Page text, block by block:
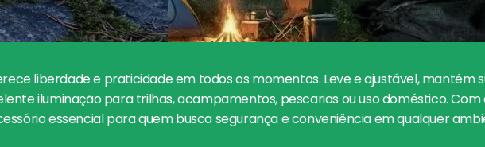
liberdade e praticidade em todos os momentos. Leve e ajustável, mantém
iluminação para trilhas, acampamentos, pescarias ou uso doméstico. Com
essencial para quem busca segurança e conveniência em qualquer